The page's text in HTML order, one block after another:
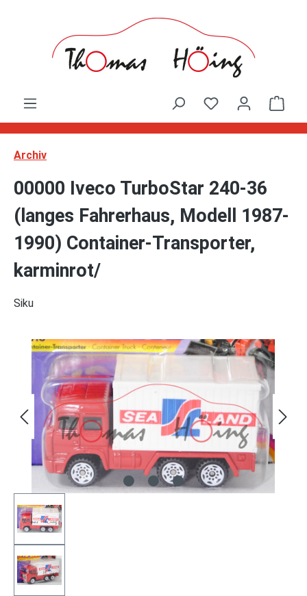
Archiv
00000 Iveco TurboStar 240-36
(langes Fahrerhaus, Modell 1987-
1990) Container-Transporter,
karminrot/
Siku
Bildergalerie überspringen